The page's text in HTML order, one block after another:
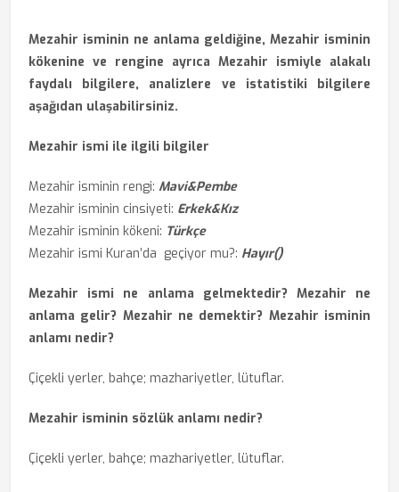
Mezahir isminin ne anlama geldiğine, Mezahir isminin
kökenine ve rengine ayrıca Mezahir ismiyle alakalı
faydalı bilgilere, analizlere ve istatistiki bilgilere
aşağıdan ulaşabilirsiniz.
Mezahir ismi ile ilgili bilgiler
Mezahir isminin rengi: Mavi&Pembe
Mezahir isminin cinsiyeti: Erkek&Kız
Mezahir isminin kökeni: Türkçe
Mezahir ismi Kuran’da geçiyor mu?: Hayır()
Mezahir ismi ne anlama gelmektedir? Mezahir ne
anlama gelir? Mezahir ne demektir? Mezahir isminin
anlamı nedir?
Çiçekli yerler, bahçe; mazhariyetler, lütuflar.
Mezahir isminin sözlük anlamı nedir?
Çiçekli yerler, bahçe; mazhariyetler, lütuflar.